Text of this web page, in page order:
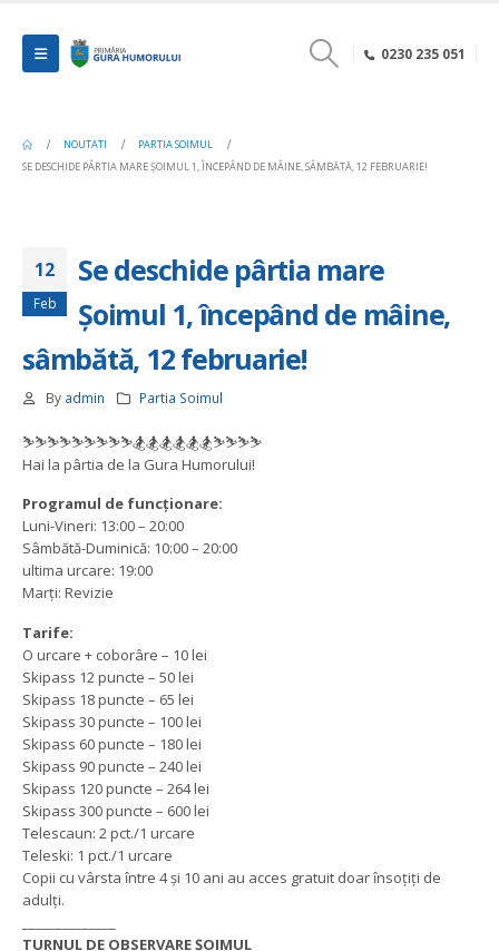
0230 235 051
NOUTATI
PARTIA SOIMUL
SE DESCHIDE PÂRTIA MARE ȘOIMUL 1, ÎNCEPÂND DE MÂINE, SÂMBĂTĂ, 12 FEBRUARIE!
12
Feb
Se deschide pârtia mare
Șoimul 1, începând de mâine,
sâmbătă, 12 februarie!
By admin Partia Soimul
⛷⛷⛷⛷⛷⛷⛷⛷⛷🏂🏂🏂🏂🏂🏂⛷⛷⛷⛷
Hai la pârtia de la Gura Humorului!
Programul de funcționare:
Luni-Vineri: 13:00 – 20:00
Sâmbătă-Duminică: 10:00 – 20:00
ultima urcare: 19:00
Marți: Revizie
Tarife:
O urcare + coborâre – 10 lei
Skipass 12 puncte – 50 lei
Skipass 18 puncte – 65 lei
Skipass 30 puncte – 100 lei
Skipass 60 puncte – 180 lei
Skipass 90 puncte – 240 lei
Skipass 120 puncte – 264 lei
Skipass 300 puncte – 600 lei
Telescaun: 2 pct./1 urcare
Teleski: 1 pct./1 urcare
Copii cu vârsta între 4 și 10 ani au acces gratuit doar însoțiți de
adulți.
TURNUL DE OBSERVARE ȘOIMUL